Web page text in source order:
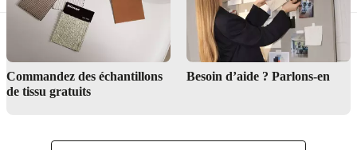
Service de design d’intérieur
Commandez des échantillons
de tissu gratuits
Besoin d’aide ? Parlons-en